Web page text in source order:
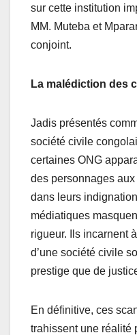
sur cette institution
MM. Muteba et
conjoint.
La malédiction des
Jadis présentés
société civile
certaines ONG
des personnages
dans leurs
médiatiques
rigueur. Ils incarnent
d’une société civile
prestige que de
En définitive, ces
trahissent une réalité